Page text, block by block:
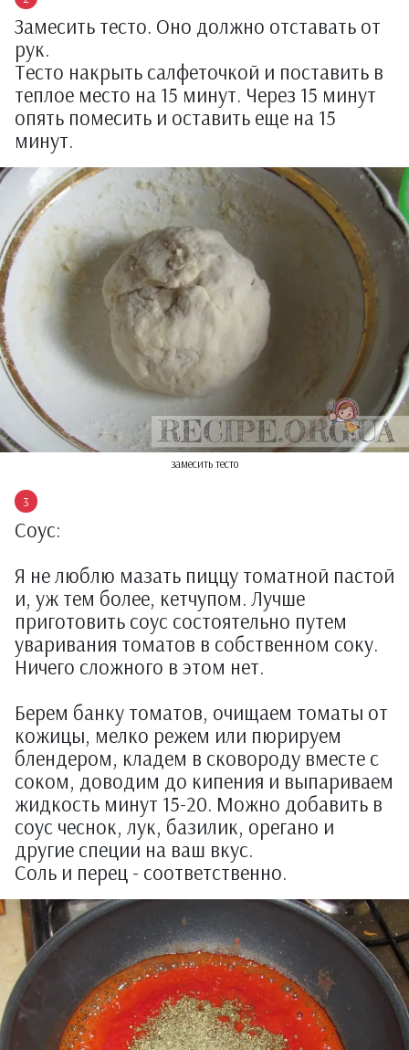
Замесить тесто. Оно должно отставать от
рук.
Тесто накрыть салфеточкой и поставить в
теплое место на 15 минут. Через 15 минут
опять помесить и оставить еще на 15
минут.
замесить тесто
Соус:
Я не люблю мазать пиццу томатной пастой
и, уж тем более, кетчупом. Лучше
приготовить соус состоятельно путем
уваривания томатов в собственном соку.
Ничего сложного в этом нет.
Берем банку томатов, очищаем томаты от
кожицы, мелко режем или пюрируем
блендером, кладем в сковороду вместе с
соком, доводим до кипения и выпариваем
жидкость минут 15-20. Можно добавить в
соус чеснок, лук, базилик, орегано и
другие специи на ваш вкус.
Соль и перец - соответственно.